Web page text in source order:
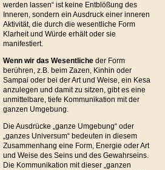
werden lassen“ ist keine Entblößung des
Inneren, sondern ein Ausdruck einer inneren
Aktivität, die durch die wesentliche Form
Klarheit und Würde erhält oder sie
manifestiert.
Wenn wir das Wesentlicheder Form
berühren, z.B. beim Zazen, Kinhin oder
Sampai oder bei der Art und Weise, ein Kesa
anzulegen und damit zu sitzen, gibt es eine
unmittelbare, tiefe Kommunikation mit der
ganzen Umgebung.
Die Ausdrücke „ganze Umgebung“ oder
„ganzes Universum“ bedeuten in diesem
Zusammenhang eine Form, Energie oder Art
und Weise des Seins und des Gewahrseins.
Die Kommunikation mit dieser „ganzen